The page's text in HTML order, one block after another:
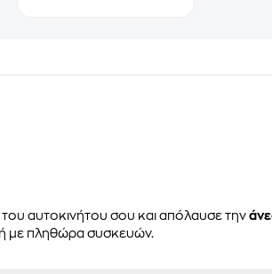
του αυτοκινήτου σου και απόλαυσε την
με πληθώρα συσκευών.